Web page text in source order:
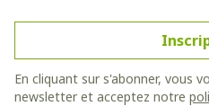
En cliquant sur s'abonner, vous
newsletter et acceptez notre